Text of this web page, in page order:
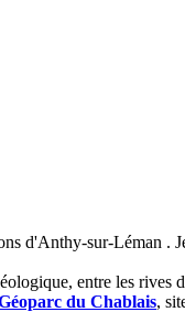
d'Anthy-sur-Léman .
entre les rives
du Chablais,